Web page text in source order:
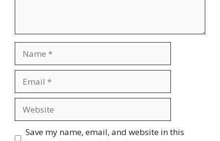
Save my name, email, and website in this